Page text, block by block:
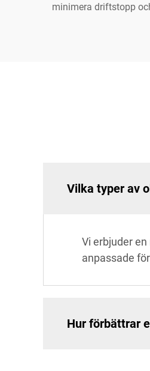
minimera driftstopp
Vilka typer av
Vi erbjuder
anpassade
Hur förbättrar